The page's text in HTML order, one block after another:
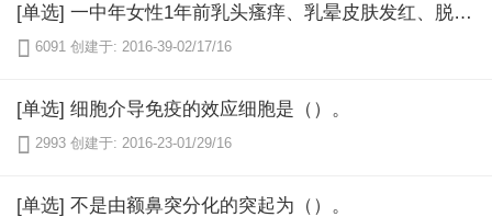
[单选] 一中年女性1年前乳头瘙痒、乳晕皮肤发红、脱屑、久治不愈，乳头变平，未触及肿块及腋窝淋巴结。如需确诊，应做何检查（）
 6091 创建于: 2016-39-02/17/16
[单选] 细胞介导免疫的效应细胞是（）。
 2993 创建于: 2016-23-01/29/16
[单选] 不是由额鼻突分化的突起为（）。